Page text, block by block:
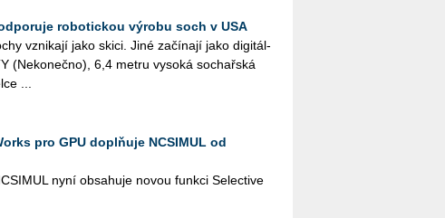
robotickou výrobu soch v USA
vzni­ka­jí jako skici. Jiné za­čí­na­jí jako di­gi­tál­
(Ne­ko­neč­no), 6,4 metru vy­so­ká so­chař­ská
...
pro GPU doplňuje NCSIMUL od
nyní ob­sa­hu­je novou funk­ci Se­lecti­ve